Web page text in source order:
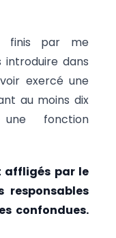
finis par me
introduire dans
exercé une
au moins dix
fonction
affligés par le
responsables
confondues.